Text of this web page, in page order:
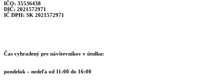
IČO: 35536438
DIČ: 2021572971
IČ DPH: SK 2021572971
Čas vyhradený pre návštevníkov v útulku:
pondelok – nedeľa od 11:00 do 16:00